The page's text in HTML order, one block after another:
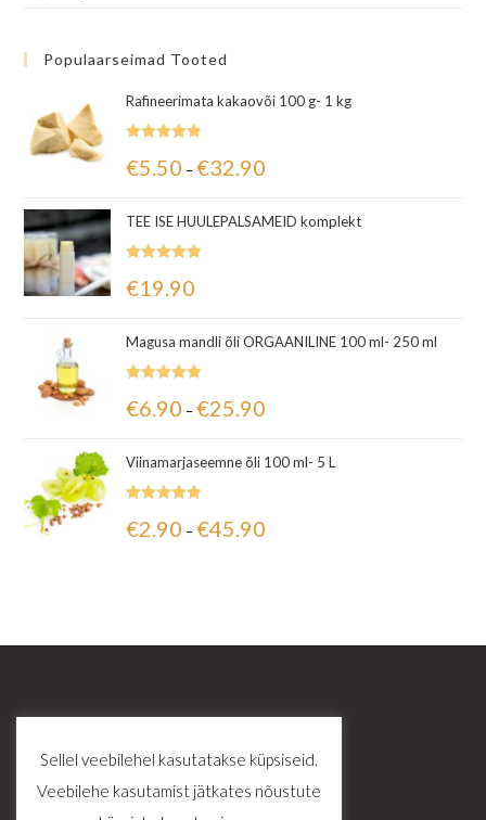
Populaarseimad Tooted
Rafineerimata kakaovõi 100 g- 1 kg
5.00 / 5
€5.50 – €32.90
TEE ISE HUULEPALSAMEID komplekt
5.00 / 5
€19.90
Magusa mandli õli ORGAANILINE 100 ml- 250 ml
5.00/ 5
€6.90 – €25.90
Viinamarjaseemne õli 100 ml- 5 L
5.00 / 5
€2.90 – €45.90
Sellel veebilehel kasutatakse küpsiseid.
Veebilehe kasutamist jätkates nõustute